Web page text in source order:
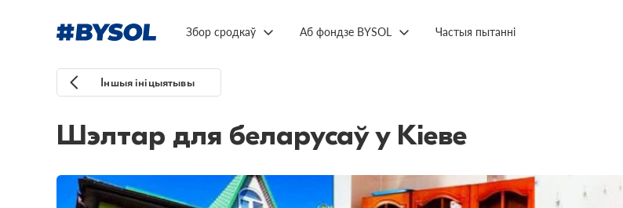
Збор сродкаў Аб фондзе BYSOL Частыя пытанні
Іншыя ініцыятывы
Шэлтар для беларусаў у Кіеве